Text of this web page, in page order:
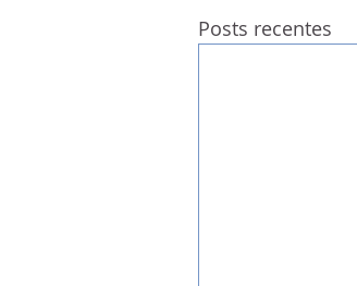
Posts recentes